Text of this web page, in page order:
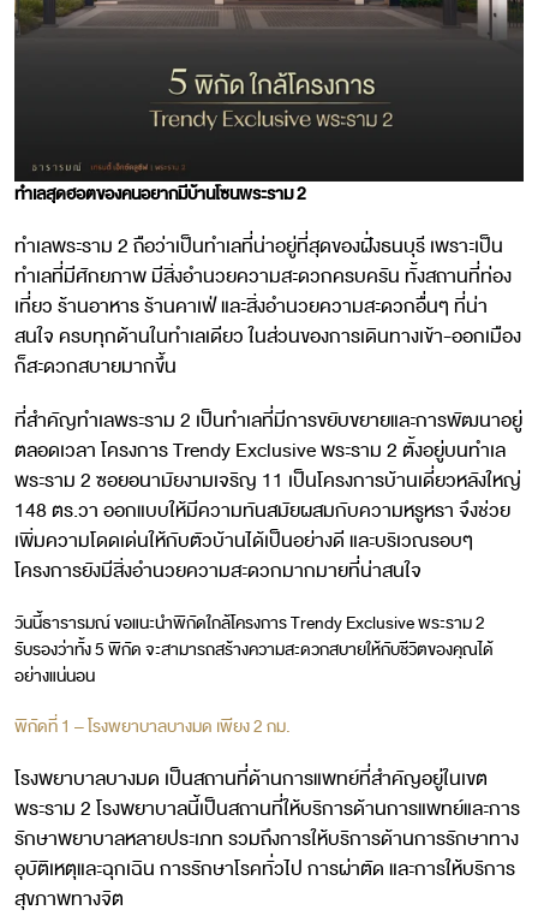
ทำเลสุดฮอตของคนอยากมีบ้านโซนพระราม 2
ทำเลพระราม 2 ถือว่าเป็นทำเลที่น่าอยู่ที่สุดของฝั่งธนบุรี เพราะเป็น
ทำเลที่มีศักยภาพ มีสิ่งอำนวยความสะดวกครบครัน ทั้งสถานที่ท่อง
เที่ยว ร้านอาหาร ร้านคาเฟ่ และสิ่งอำนวยความสะดวกอื่นๆ ที่น่า
สนใจ ครบทุกด้านในทำเลเดียว ในส่วนของการเดินทางเข้า-ออกเมือง
ก็สะดวกสบายมากขึ้น
ที่สำคัญทำเลพระราม 2 เป็นทำเลที่มีการขยับขยายและการพัฒนาอยู่
ตลอดเวลา โครงการ Trendy Exclusive พระราม 2 ตั้งอยู่บนทำเล
พระราม 2 ซอยอนามัยงามเจริญ 11 เป็นโครงการบ้านเดี่ยวหลังใหญ่
148 ตร.วา ออกแบบให้มีความทันสมัยผสมกับความหรูหรา จึงช่วย
เพิ่มความโดดเด่นให้กับตัวบ้านได้เป็นอย่างดี และบริเวณรอบๆ
โครงการยังมีสิ่งอำนวยความสะดวกมากมายที่น่าสนใจ
วันนี้ธารารมณ์ ขอแนะนำพิกัดใกล้โครงการ Trendy Exclusive พระราม 2
รับรองว่าทั้ง 5 พิกัด จะสามารถสร้างความสะดวกสบายให้กับชีวิตของคุณได้
อย่างแน่นอน
พิกัดที่ 1 – โรงพยาบาลบางมด เพียง 2 กม.
โรงพยาบาลบางมด เป็นสถานที่ด้านการแพทย์ที่สำคัญอยู่ในเขต
พระราม 2 โรงพยาบาลนี้เป็นสถานที่ให้บริการด้านการแพทย์และการ
รักษาพยาบาลหลายประเภท รวมถึงการให้บริการด้านการรักษาทาง
อุบัติเหตุและฉุกเฉิน การรักษาโรคทั่วไป การผ่าตัด และการให้บริการ
สุขภาพทางจิต